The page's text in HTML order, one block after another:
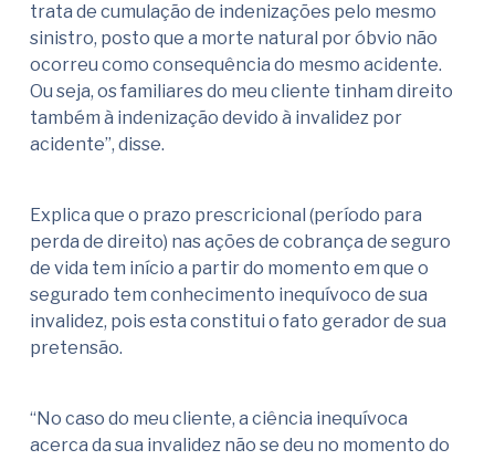
trata de cumulação de indenizações pelo mesmo
sinistro, posto que a morte natural por óbvio não
ocorreu como consequência do mesmo acidente.
Ou seja, os familiares do meu cliente tinham direito
também à indenização devido à invalidez por
acidente”, disse.
Explica que o prazo prescricional (período para
perda de direito) nas ações de cobrança de seguro
de vida tem início a partir do momento em que o
segurado tem conhecimento inequívoco de sua
invalidez, pois esta constitui o fato gerador de sua
pretensão.
“No caso do meu cliente, a ciência inequívoca
acerca da sua invalidez não se deu no momento do